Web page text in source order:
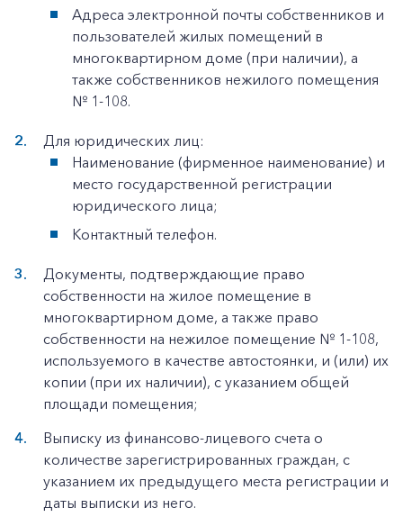
Адреса электронной почты собственников и
пользователей жилых помещений в
многоквартирном доме (при наличии), а
также собственников нежилого помещения
№ 1-108.
Для юридических лиц:
Наименование (фирменное наименование) и
место государственной регистрации
юридического лица;
Контактный телефон.
Документы, подтверждающие право
собственности на жилое помещение в
многоквартирном доме, а также право
собственности на нежилое помещение № 1-108,
используемого в качестве автостоянки, и (или) их
копии (при их наличии), с указанием общей
площади помещения;
Выписку из финансово-лицевого счета о
количестве зарегистрированных граждан, с
указанием их предыдущего места регистрации и
даты выписки из него.